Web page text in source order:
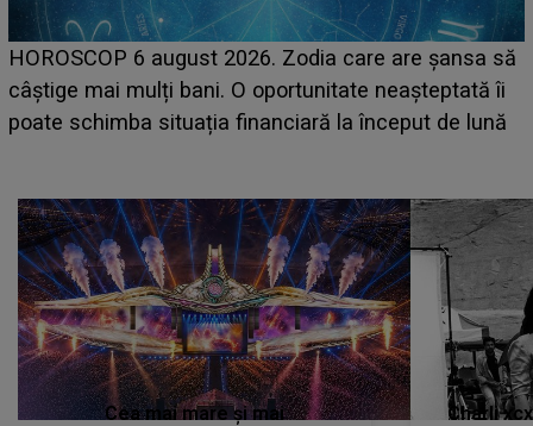
LINE-UP UNTOLD ONE, prima zi. Cine sunt artiștii
care deschid festivalul și de la ce ore au loc cele mai
așteptate concerte pe scena principală?
Cea mai mare și mai
Charli